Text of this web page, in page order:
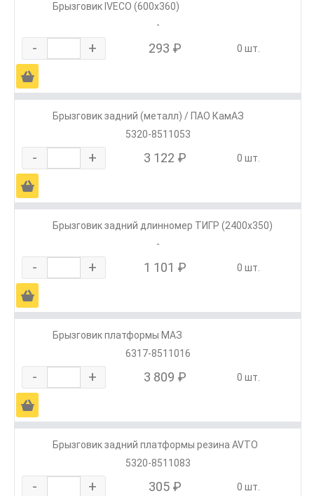
Брызговик IVECO (600х360)
-
- + 293 ₽ 0 шт.
Ä
Брызговик задний (металл) / ПАО КамАЗ
5320-8511053
- + 3 122 ₽ 0 шт.
Ä
Брызговик задний длинномер ТИГР (2400х350)
-
- + 1 101 ₽ 0 шт.
Ä
Брызговик платформы МАЗ
6317-8511016
- + 3 809 ₽ 0 шт.
Ä
Брызговик задний платформы резина AVTO
5320-8511083
- + 305 ₽ 0 шт.